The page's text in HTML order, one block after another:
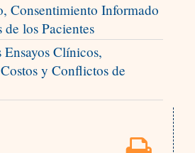
Consentimiento Informado
de los Pacientes
Clínicos,
y Conflictos de